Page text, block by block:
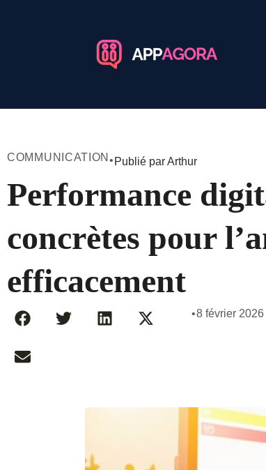
COMMUNICATION• Publié par Arthur
Performance
concrètes pour
efficacement
•8 février 2026